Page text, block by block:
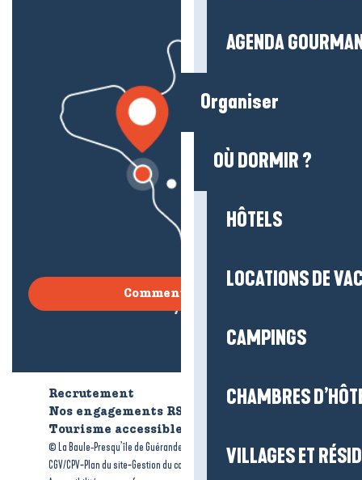
AGENDA
Organiser
OÙ DORMIR ?
HÔTELS
LOCATIONS DE
CAMPINGS
CHAMBRES
VILLAGES ET
Comment venir ?
Recrutement
Qui sommes-nous ?
Nos engagements RSE
Tourisme accessible
© La Baule-Presqu’île de Guérande tourisme Mentions légales-
CGV/CPV-Plan du site-Gestion du consentement -